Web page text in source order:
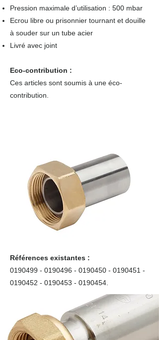
Pression maximale d’utilisation : 500 mbar
Ecrou libre ou prisonnier tournant et douille
à souder sur un tube acier
Livré avec joint
Eco-contribution :
Ces articles sont soumis à une éco-
contribution.
Références existantes :
0190499 - 0190496 - 0190450 - 0190451 -
0190452 - 0190453 - 0190454